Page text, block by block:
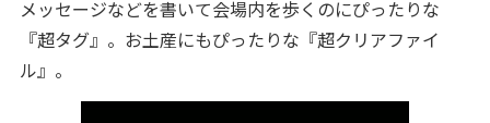
メッセージなどを書いて会場内を歩くのにぴったりな
『超タグ』。お土産にもぴったりな『超クリアファイ
ル』。